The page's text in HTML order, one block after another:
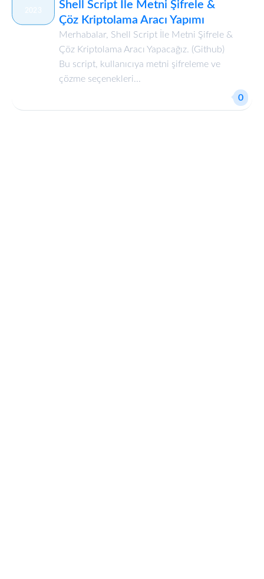
Shell Script İle Metni Şifrele &
Çöz Kriptolama Aracı Yapımı
Merhabalar, Shell Script İle Metni Şifrele &
Çöz Kriptolama Aracı Yapacağız. (Github)
Bu script, kullanıcıya metni şifreleme ve
çözme seçenekleri...
0